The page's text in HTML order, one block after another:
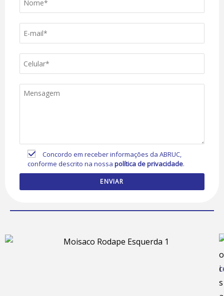
Concordo em receber informações da ABRUC,
conforme descrito na nossapolítica de privacidade.